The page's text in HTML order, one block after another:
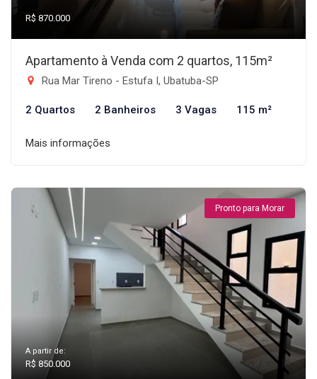
R$ 870.000
Apartamento à Venda com 2 quartos, 115m²
Rua Mar Tireno - Estufa I, Ubatuba-SP
2 Quartos 2 Banheiros 3 Vagas 115 m²
Mais informações
Pronto para Morar
A partir de:
R$ 850.000